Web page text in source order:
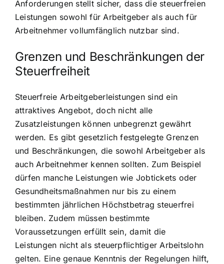
Anforderungen stellt sicher, dass die steuerfreien
Leistungen sowohl für Arbeitgeber als auch für
Arbeitnehmer vollumfänglich nutzbar sind.
Grenzen und Beschränkungen der
Steuerfreiheit
Steuerfreie Arbeitgeberleistungen sind ein
attraktives Angebot, doch nicht alle
Zusatzleistungen können unbegrenzt gewährt
werden. Es gibt gesetzlich festgelegte Grenzen
und Beschränkungen, die sowohl Arbeitgeber als
auch Arbeitnehmer kennen sollten. Zum Beispiel
dürfen manche Leistungen wie Jobtickets oder
Gesundheitsmaßnahmen nur bis zu einem
bestimmten jährlichen Höchstbetrag steuerfrei
bleiben. Zudem müssen bestimmte
Voraussetzungen erfüllt sein, damit die
Leistungen nicht als steuerpflichtiger Arbeitslohn
gelten. Eine genaue Kenntnis der Regelungen hilft,